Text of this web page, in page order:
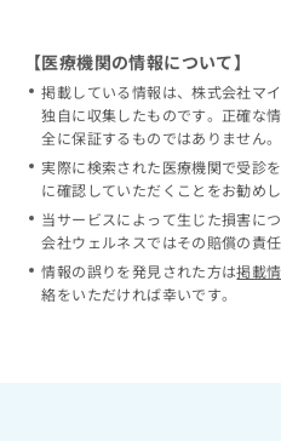
【医療機関の情報について】
掲載している情報は、株式会社マ
独自に収集したものです。正確な
全に保証するものではありません。
実際に検索された医療機関で受診
に確認していただくことをお勧めし
当サービスによって生じた損害に
会社ウェルネスではその賠償の責
情報の誤りを発見された方は掲載
絡をいただければ幸いです。